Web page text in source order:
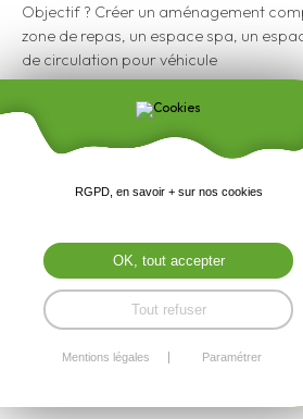
Objectif ? Créer un aménagement
zone de repas, un espace spa, un
de circulation pour véhicule
Pour ce projet, nous avons prévu :
Une pergola en bois exotique,
Une terrasse en composite,
Des jardinières sur mesure pour
Un pavage en grès multicolore,
Du gazon et des plantations pour
Un aménagement conçu pour offrir
RGPD, en savoir + sur nos cookies
OK, tout accepter
Tout refuser
Mentions légales Paramétrer